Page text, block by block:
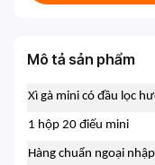
Mô tả sản phẩm
Xì gà mini có đầu lọc
1 hộp 20 điếu mini
Hàng chuẩn ngoại nhập